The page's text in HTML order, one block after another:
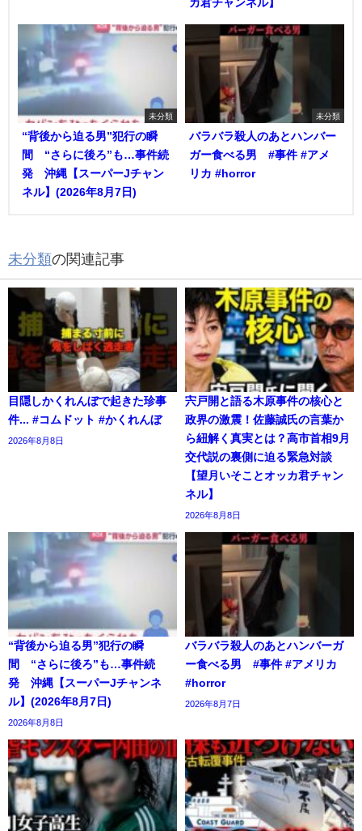
未分類
“背後から迫る男”犯行の瞬
間 “さらに後ろ”も…事件続
発 沖縄【スーパーJチャン
ネル】(2026年8月7日)
未分類
バラバラ殺人のあとハンバー
ガー食べる男 #事件 #アメ
リカ #horror
未分類の関連記事
目隠しかくれんぼで起きた珍事
件... #コムドット #かくれんぼ
2026年8月8日
宍戸開と語る木原事件の核心と
政界の激震！佐藤誠氏の言葉か
ら紐解く真実とは？高市首相9月
交代説の裏側に迫る緊急対談
【望月いそことオッカ君チャン
ネル】
2026年8月8日
“背後から迫る男”犯行の瞬
間 “さらに後ろ”も…事件続
発 沖縄【スーパーJチャンネ
ル】(2026年8月7日)
2026年8月8日
バラバラ殺人のあとハンバーガ
ー食べる男 #事件 #アメリカ
#horror
2026年8月7日